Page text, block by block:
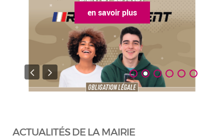
en savoir plus
ACTUALITÉS DE LA MAIRIE